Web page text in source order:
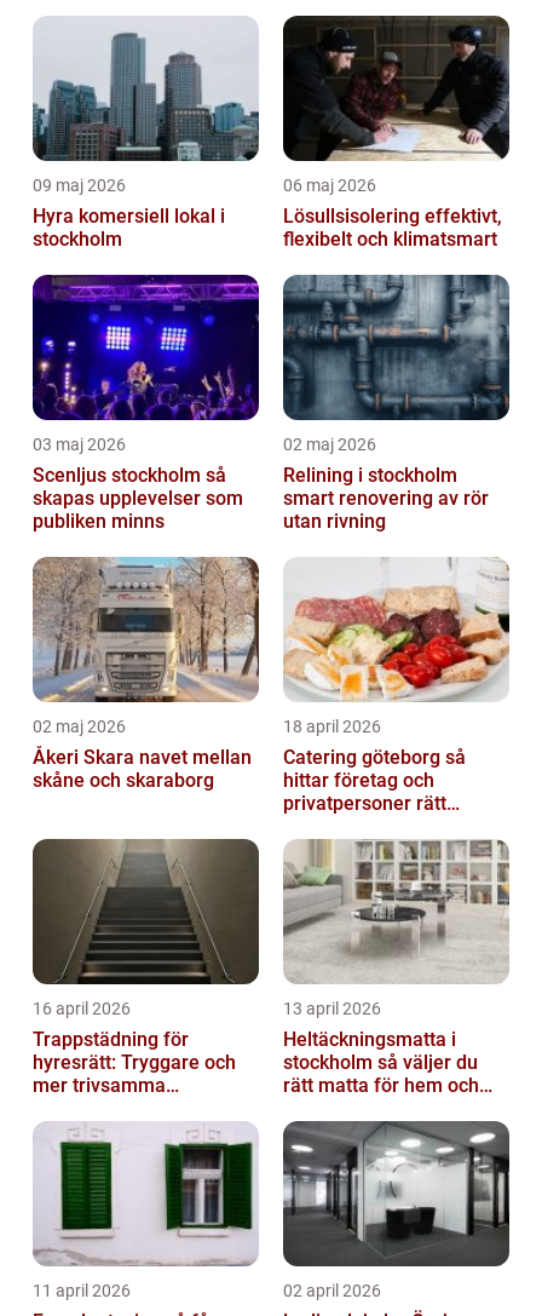
09 maj 2026
Hyra komersiell lokal i
stockholm
06 maj 2026
Lösullsisolering effektivt,
flexibelt och klimatsmart
03 maj 2026
Scenljus stockholm så
skapas upplevelser som
publiken minns
02 maj 2026
Relining i stockholm
smart renovering av rör
utan rivning
02 maj 2026
Åkeri Skara navet mellan
skåne och skaraborg
18 april 2026
Catering göteborg så
hittar företag och
privatpersoner rätt
16 april 2026
Trappstädning för
hyresrätt: Tryggare och
mer trivsamma
13 april 2026
Heltäckningsmatta i
stockholm så väljer du
rätt matta för hem och
11 april 2026 02 april 2026